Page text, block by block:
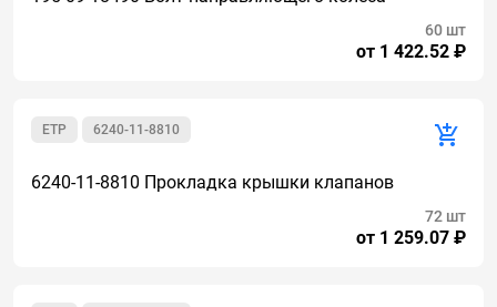
от 1 422.52 ₽
60 шт
6240-11-8810
ETP
6240-11-8810 Прокладка крышки клапанов
от 1 259.07 ₽
72 шт